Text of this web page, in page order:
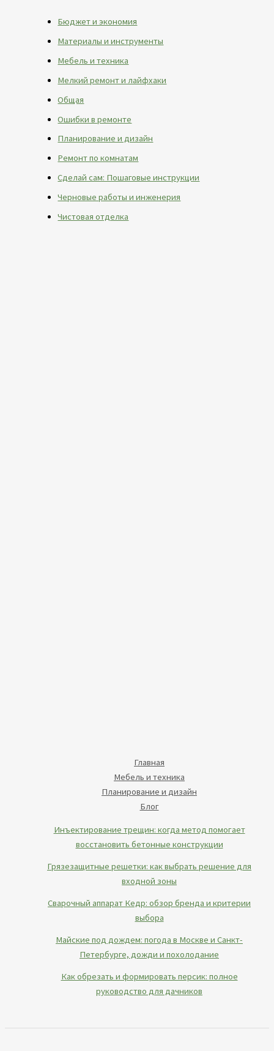
Бюджет и экономия
Материалы и инструменты
Мебель и техника
Мелкий ремонт и лайфхаки
Общая
Ошибки в ремонте
Планирование и дизайн
Ремонт по комнатам
Сделай сам: Пошаговые инструкции
Черновые работы и инженерия
Чистовая отделка
Главная
Мебель и техника
Планирование и дизайн
Блог
Инъектирование трещин: когда метод помогает
восстановить бетонные конструкции
Грязезащитные решетки: как выбрать решение для
входной зоны
Сварочный аппарат Кедр: обзор бренда и критерии
выбора
Майские под дождем: погода в Москве и Санкт-
Петербурге, дожди и похолодание
Как обрезать и формировать персик: полное
руководство для дачников